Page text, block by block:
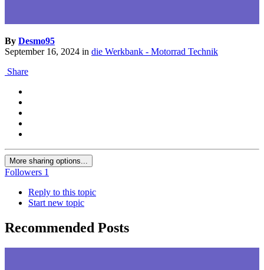
By Desmo95
September 16, 2024 in die Werkbank - Motorrad Technik
Share
More sharing options...
Followers 1
Reply to this topic
Start new topic
Recommended Posts